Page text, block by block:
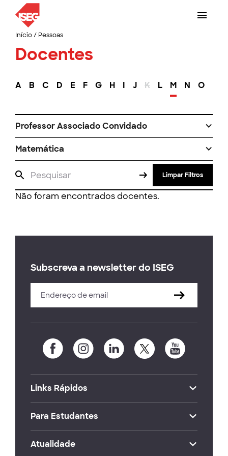
Início/ Pessoas
Docentes
A B C D E F G H I J K L M N O
Professor Associado Convidado
Matemática
Limpar Filtros
Não foram encontrados docentes.
Subscreva a newsletter do ISEG
Links Rápidos
Para Estudantes
Atualidade